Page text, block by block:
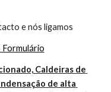
e nós ligamos
Caldeiras de
de alta